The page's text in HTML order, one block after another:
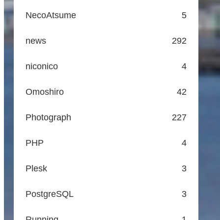
NecoAtsume 5
news 292
niconico 4
Omoshiro 42
Photograph 227
PHP 4
Plesk 3
PostgreSQL 3